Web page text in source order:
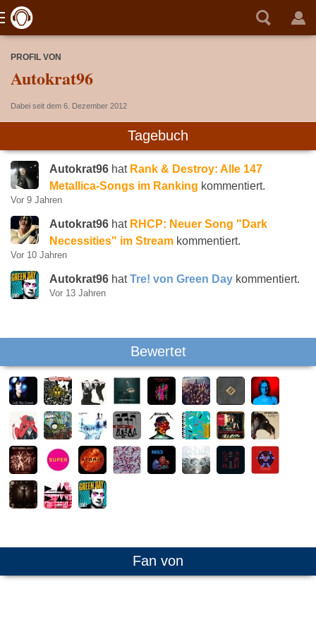
PROFIL VON
Autokrat96
Dabei seit dem 6. Dezember 2012
Tagebuch
Autokrat96 hat Rank & Destroy: Alle 147
Metallica-Songs im Ranking kommentiert.
Vor 9 Jahren
Autokrat96 hat RHCP: Neuer Song "Dark
Necessities" im Stream kommentiert.
Vor 10 Jahren
Autokrat96 hatTre! von Green Day kommentiert.
Vor 13 Jahren
Bewertet
Fan von